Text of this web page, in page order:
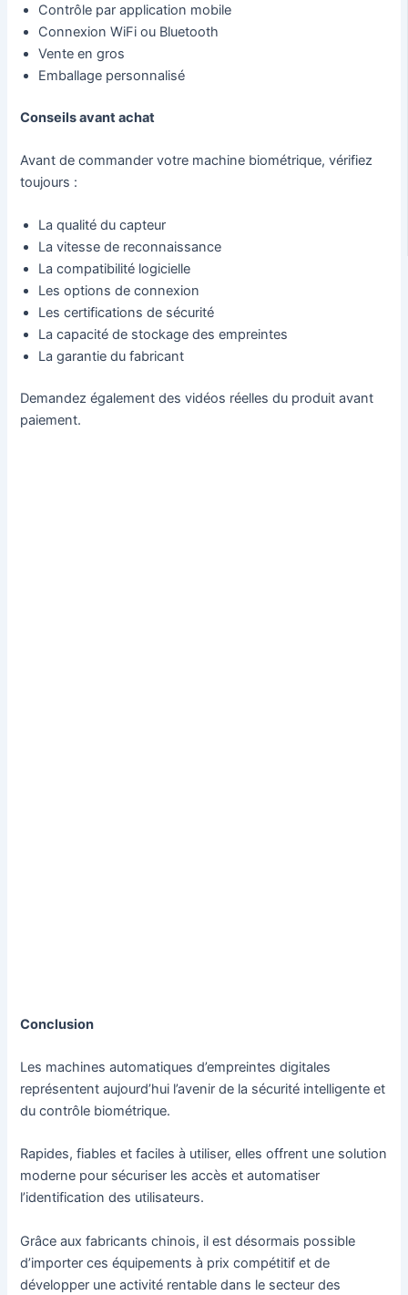
Contrôle par application mobile
Connexion WiFi ou Bluetooth
Vente en gros
Emballage personnalisé
Conseils avant achat
Avant de commander votre machine biométrique, vérifiez
toujours :
La qualité du capteur
La vitesse de reconnaissance
La compatibilité logicielle
Les options de connexion
Les certifications de sécurité
La capacité de stockage des empreintes
La garantie du fabricant
Demandez également des vidéos réelles du produit avant
paiement.
Conclusion
Les machines automatiques d’empreintes digitales
représentent aujourd’hui l’avenir de la sécurité intelligente et
du contrôle biométrique.
Rapides, fiables et faciles à utiliser, elles offrent une solution
moderne pour sécuriser les accès et automatiser
l’identification des utilisateurs.
Grâce aux fabricants chinois, il est désormais possible
d’importer ces équipements à prix compétitif et de
développer une activité rentable dans le secteur des